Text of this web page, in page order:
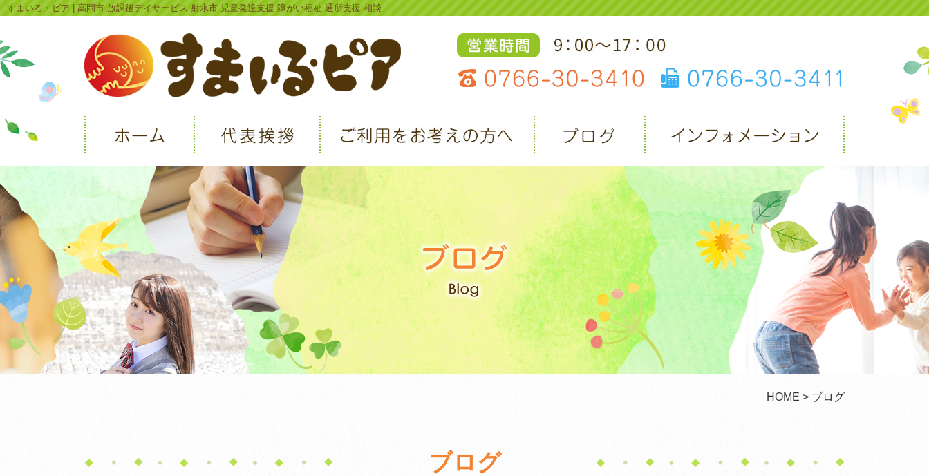
すまいる・ピア | 高岡市 放課後デイサービス 射水市 児童発達支援 障がい福祉 通所支援 相談
HOME > ブログ
ブログ